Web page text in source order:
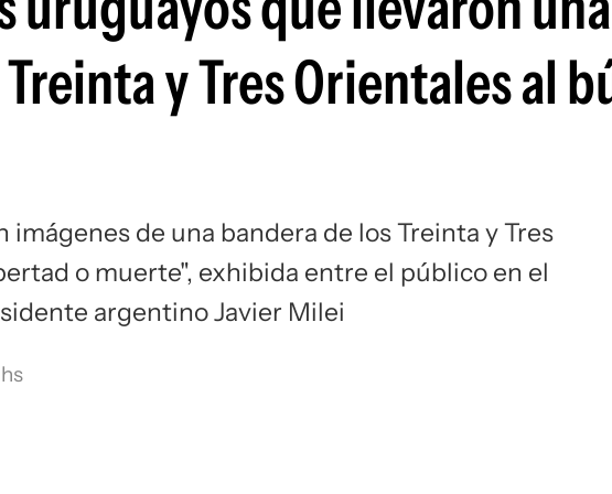
y Tres Orientales al
imágenes de una bandera de los Treinta y Tres
o muerte", exhibida entre el público en el
argentino Javier Milei